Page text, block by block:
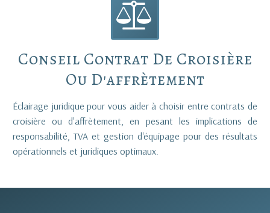


Conseil Contrat De Croisière
Ou D'affrètement
Éclairage juridique pour vous aider à choisir entre contrats de
croisière ou d'affrètement, en pesant les implications de
responsabilité, TVA et gestion d'équipage pour des résultats
opérationnels et juridiques optimaux.